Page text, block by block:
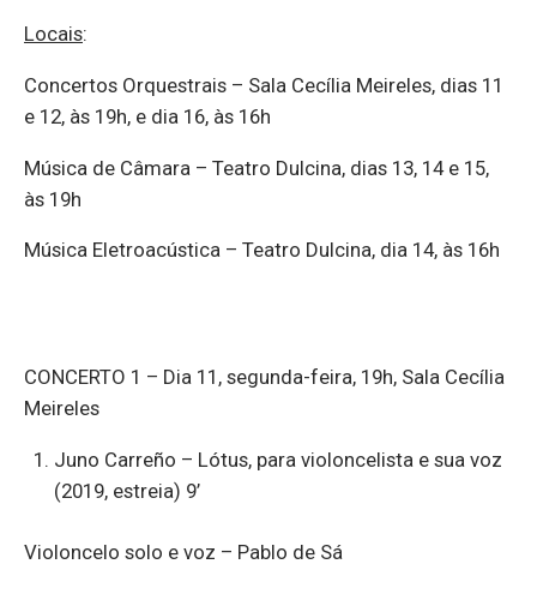
Locais:
Concertos Orquestrais – Sala Cecília Meireles, dias 11
e 12, às 19h, e dia 16, às 16h
Música de Câmara – Teatro Dulcina, dias 13, 14 e 15,
às 19h
Música Eletroacústica – Teatro Dulcina, dia 14, às 16h
CONCERTO 1 – Dia 11, segunda-feira, 19h, Sala Cecília
Meireles
Juno Carreño – Lótus, para violoncelista e sua voz
(2019, estreia) 9’
Violoncelo solo e voz – Pablo de Sá